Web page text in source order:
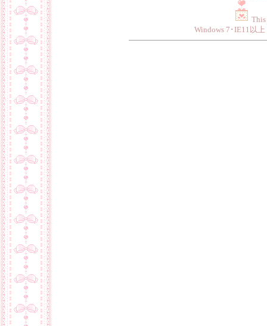
This
Windows 7･IE11以